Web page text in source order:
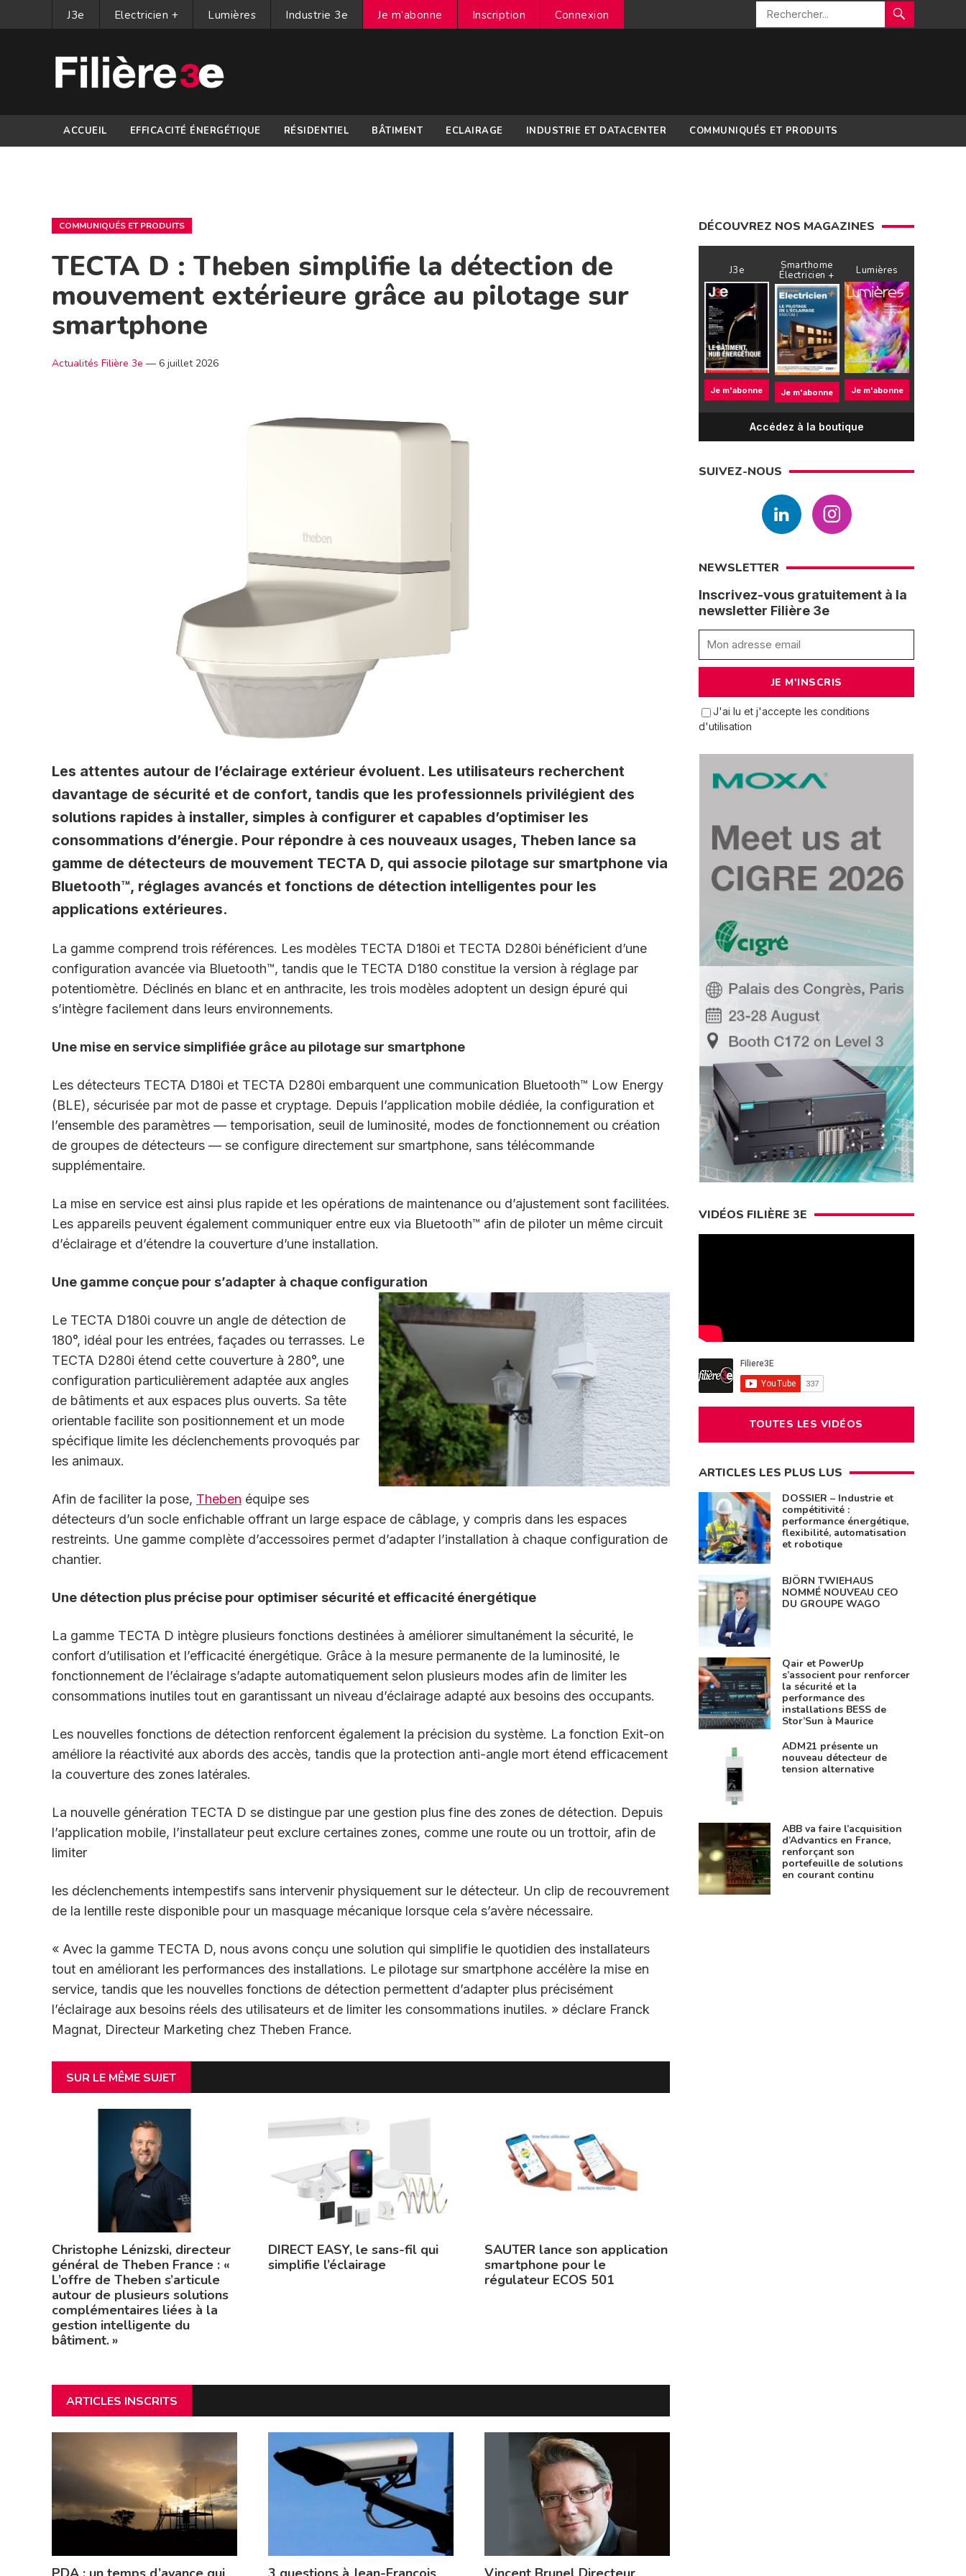
J3e Electricien + Lumières Industrie 3e Je m’abonne Inscription Connexion
ACCUEIL EFFICACITÉ ÉNERGÉTIQUE RÉSIDENTIEL BÂTIMENT ECLAIRAGE INDUSTRIE ET DATACENTER COMMUNIQUÉS ET PRODUITS
COMMUNIQUÉS ET PRODUITS
TECTA D : Theben simplifie la détection de
mouvement extérieure grâce au pilotage sur
smartphone
Actualités Filière 3e — 6 juillet 2026
Les attentes autour de l’éclairage extérieur évoluent. Les utilisateurs recherchent
davantage de sécurité et de confort, tandis que les professionnels privilégient des
solutions rapides à installer, simples à configurer et capables d’optimiser les
consommations d’énergie. Pour répondre à ces nouveaux usages, Theben lance sa
gamme de détecteurs de mouvement TECTA D, qui associe pilotage sur smartphone via
Bluetooth™, réglages avancés et fonctions de détection intelligentes pour les
applications extérieures.
La gamme comprend trois références. Les modèles TECTA D180i et TECTA D280i bénéficient d’une
configuration avancée via Bluetooth™, tandis que le TECTA D180 constitue la version à réglage par
potentiomètre. Déclinés en blanc et en anthracite, les trois modèles adoptent un design épuré qui
s’intègre facilement dans leurs environnements.
Une mise en service simplifiée grâce au pilotage sur smartphone
Les détecteurs TECTA D180i et TECTA D280i embarquent une communication Bluetooth™ Low Energy
(BLE), sécurisée par mot de passe et cryptage. Depuis l’application mobile dédiée, la configuration et
l’ensemble des paramètres — temporisation, seuil de luminosité, modes de fonctionnement ou création
de groupes de détecteurs — se configure directement sur smartphone, sans télécommande
supplémentaire.
La mise en service est ainsi plus rapide et les opérations de maintenance ou d’ajustement sont facilitées.
Les appareils peuvent également communiquer entre eux via Bluetooth™ afin de piloter un même circuit
d’éclairage et d’étendre la couverture d’une installation.
Une gamme conçue pour s’adapter à chaque configuration
Le TECTA D180i couvre un angle de détection de
180°, idéal pour les entrées, façades ou terrasses. Le
TECTA D280i étend cette couverture à 280°, une
configuration particulièrement adaptée aux angles
de bâtiments et aux espaces plus ouverts. Sa tête
orientable facilite son positionnement et un mode
spécifique limite les déclenchements provoqués par
les animaux.
Afin de faciliter la pose, Theben équipe ses
détecteurs d’un socle enfichable offrant un large espace de câblage, y compris dans les espaces
restreints. Une gamme complète d’accessoires permet d’adapter l’installation à chaque configuration de
chantier.
Une détection plus précise pour optimiser sécurité et efficacité énergétique
La gamme TECTA D intègre plusieurs fonctions destinées à améliorer simultanément la sécurité, le
confort d’utilisation et l’efficacité énergétique. Grâce à la mesure permanente de la luminosité, le
fonctionnement de l’éclairage s’adapte automatiquement selon plusieurs modes afin de limiter les
consommations inutiles tout en garantissant un niveau d’éclairage adapté aux besoins des occupants.
Les nouvelles fonctions de détection renforcent également la précision du système. La fonction Exit-on
améliore la réactivité aux abords des accès, tandis que la protection anti-angle mort étend efficacement
la couverture des zones latérales.
La nouvelle génération TECTA D se distingue par une gestion plus fine des zones de détection. Depuis
l’application mobile, l’installateur peut exclure certaines zones, comme une route ou un trottoir, afin de
limiter
les déclenchements intempestifs sans intervenir physiquement sur le détecteur. Un clip de recouvrement
de la lentille reste disponible pour un masquage mécanique lorsque cela s’avère nécessaire.
« Avec la gamme TECTA D, nous avons conçu une solution qui simplifie le quotidien des installateurs
tout en améliorant les performances des installations. Le pilotage sur smartphone accélère la mise en
service, tandis que les nouvelles fonctions de détection permettent d’adapter plus précisément
l’éclairage aux besoins réels des utilisateurs et de limiter les consommations inutiles. » déclare Franck
Magnat, Directeur Marketing chez Theben France.
SUR LE MÊME SUJET
Christophe Lénizski, directeur
général de Theben France : «
L’offre de Theben s’articule
autour de plusieurs solutions
complémentaires liées à la
gestion intelligente du
bâtiment. »
DIRECT EASY, le sans-fil qui
simplifie l’éclairage
SAUTER lance son application
smartphone pour le
régulateur ECOS 501
ARTICLES INSCRITS
DÉCOUVREZ NOS MAGAZINES
J3e
Je m'abonne
Smarthome
Électricien +
Je m'abonne
Lumières
Je m'abonne
Accédez à la boutique
SUIVEZ-NOUS
NEWSLETTER
Inscrivez-vous gratuitement à la
newsletter Filière 3e
J'ai lu et j'accepte les conditions
d'utilisation
VIDÉOS FILIÈRE 3E
TOUTES LES VIDÉOS
ARTICLES LES PLUS LUS
DOSSIER – Industrie et
compétitivité :
performance énergétique,
flexibilité, automatisation
et robotique
BJÖRN TWIEHAUS
NOMMÉ NOUVEAU CEO
DU GROUPE WAGO
Qair et PowerUp
s’associent pour renforcer
la sécurité et la
performance des
installations BESS de
Stor’Sun à Maurice
ADM21 présente un
nouveau détecteur de
tension alternative
ABB va faire l’acquisition
d’Advantics en France,
renforçant son
portefeuille de solutions
en courant continu